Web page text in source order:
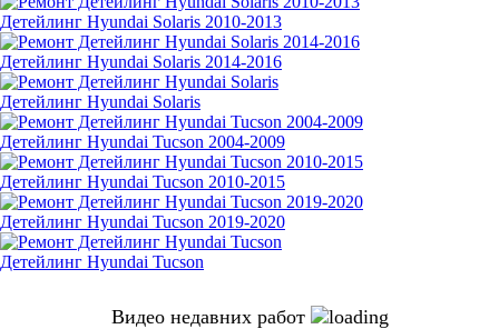
Детейлинг Hyundai Solaris 2010-2013
Детейлинг Hyundai Solaris 2014-2016
Детейлинг Hyundai Solaris
Детейлинг Hyundai Tucson 2004-2009
Детейлинг Hyundai Tucson 2010-2015
Детейлинг Hyundai Tucson 2019-2020
Детейлинг Hyundai Tucson
Видео недавних работ